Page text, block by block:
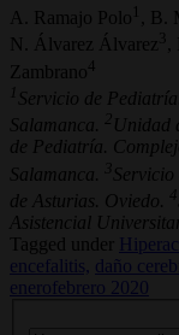
A. Ramajo Polo 1 ,
N. Álvarez Álvarez 3
Zambrano4
1 Servicio de
Salamanca.
2 Unidad
de Pediatría.
Salamanca.
3
de Asturias. Oviedo.
4
Asistencial
Tagged under
encefalitis, daño
enerofebrero 2020